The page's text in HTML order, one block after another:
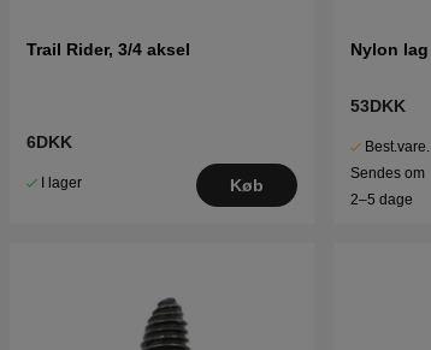
Trail Rider, 3/4 aksel
6DKK
I lager Køb
Nylon lag
53DKK
Best.vare.
Sendes om
2–5 dage